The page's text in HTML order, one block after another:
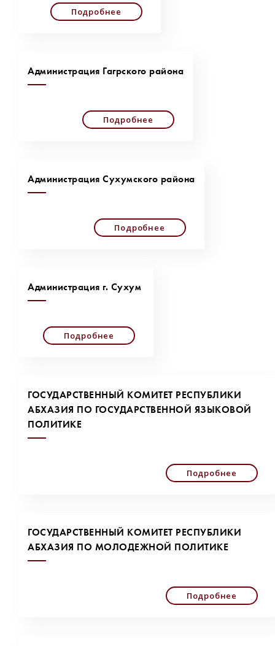
Подробнее
Администрация Гагрского района
Подробнее
Администрация Сухумского района
Подробнее
Администрация г. Сухум
Подробнее
ГОСУДАРСТВЕННЫЙ КОМИТЕТ РЕСПУБЛИКИ
АБХАЗИЯ ПО ГОСУДАРСТВЕННОЙ ЯЗЫКОВОЙ
ПОЛИТИКЕ
Подробнее
ГОСУДАРСТВЕННЫЙ КОМИТЕТ РЕСПУБЛИКИ
АБХАЗИЯ ПО МОЛОДЕЖНОЙ ПОЛИТИКЕ
Подробнее